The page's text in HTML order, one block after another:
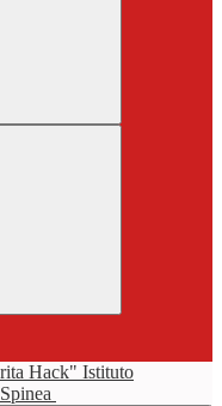
Istituto
Spinea